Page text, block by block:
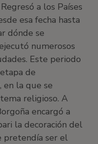
a los Países
esa fecha hasta
dónde se
numerosos
Este periodo
de
en la que se
religioso. A
encargó a
la decoración del
pretendía ser el